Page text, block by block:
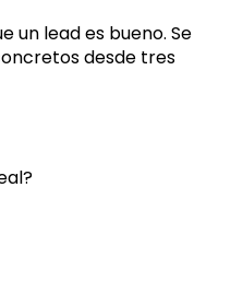
un lead es bueno. Se
desde tres